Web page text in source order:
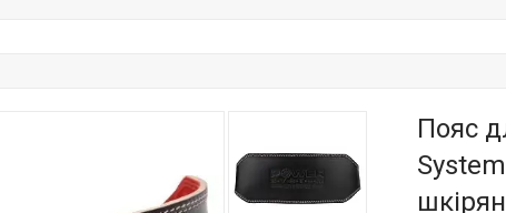
Пояс